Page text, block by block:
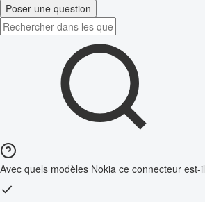
Poser une question
Avec quels modèles Nokia ce connecteur est-